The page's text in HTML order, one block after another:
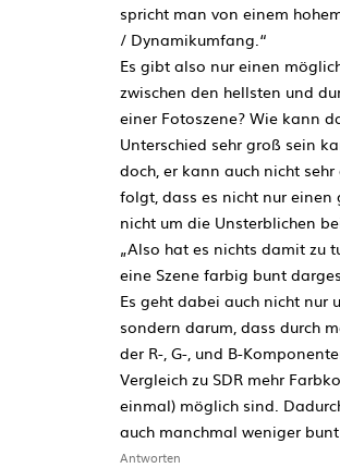
spricht man von einem
/ Dynamikumfang.“
Es gibt also nur einen
zwischen den hellsten und
einer Fotoszene? Wie kann
Unterschied sehr groß sein
doch, er kann auch nicht
folgt, dass es nicht nur einen
nicht um die Unsterblichen
„Also hat es nichts damit zu
eine Szene farbig bunt
Es geht dabei auch nicht nur
sondern darum, dass durch
der R-, G-, und B-
Vergleich zu SDR mehr
einmal) möglich sind.
auch manchmal weniger
Antworten